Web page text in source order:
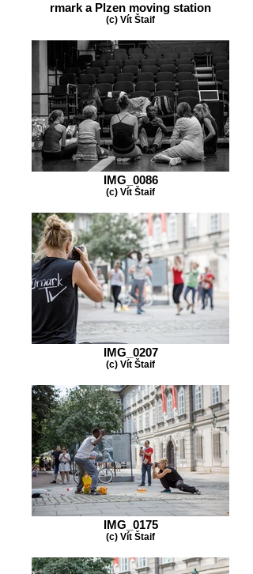
rmark a Plzen moving station
(c) Vít Štaif
IMG_0086
(c) Vít Štaif
IMG_0207
(c) Vít Štaif
IMG_0175
(c) Vít Štaif